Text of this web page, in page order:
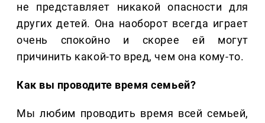
не представляет никакой опасности для
других детей. Она наоборот всегда играет
очень спокойно и скорее ей могут
причинить какой-то вред, чем она кому-то.
Как вы проводите время семьей?
Мы любим проводить время всей семьей,